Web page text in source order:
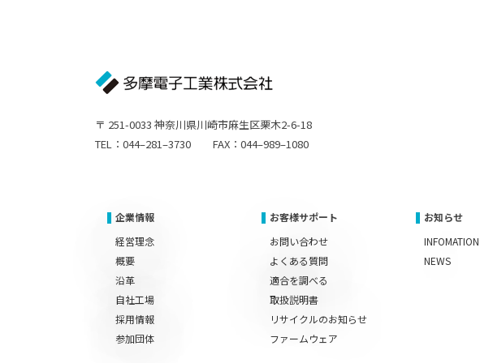
〒 251-0033 神奈川県川崎市麻生区栗木2-6-18
TEL：044–281–3730 FAX：044–989–1080
企業情報
経営理念
概要
沿革
自社工場
採用情報
参加団体
お客様サポート
お問い合わせ
よくある質問
適合を調べる
取扱説明書
リサイクルのお知らせ
ファームウェア
お知らせ
INFOMATION
NEWS